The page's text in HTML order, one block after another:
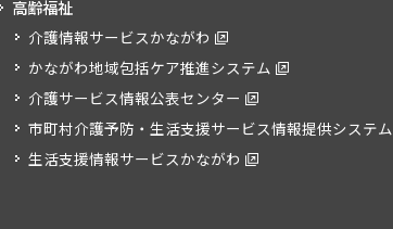
高齢福祉
介護情報サービスかながわ
かながわ地域包括ケア推進システム
介護サービス情報公表センター
市町村介護予防・生活支援サービス情報提供システム
生活支援情報サービスかながわ